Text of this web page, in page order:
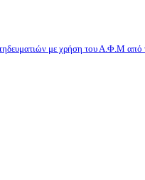
με χρήση του Α.Φ.Μ